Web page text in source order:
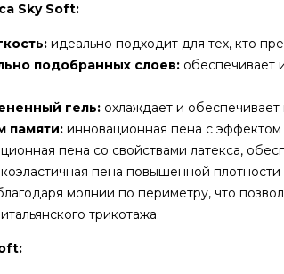
Sky Soft:
идеально подходит для тех, кто
подобранных слоев: обеспечивает
гель: охлаждает и
памяти: инновационная пена с
пена со свойствами латекса,
пена повышенной плотности
молнии по периметру, что
трикотажа.